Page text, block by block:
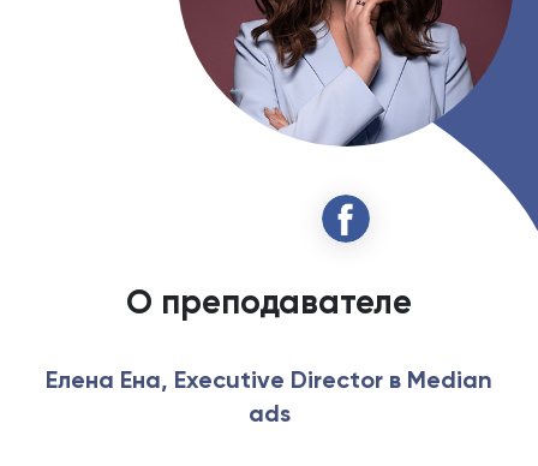
О преподавателе
Елена Ена, Executive Director в Median
ads